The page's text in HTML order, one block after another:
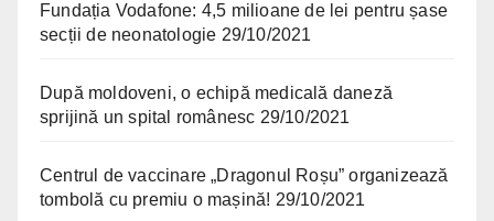
Fundația Vodafone: 4,5 milioane de lei pentru șase
secții de neonatologie 29/10/2021
După moldoveni, o echipă medicală daneză
sprijină un spital românesc 29/10/2021
Centrul de vaccinare „Dragonul Roșu” organizează
tombolă cu premiu o mașină! 29/10/2021